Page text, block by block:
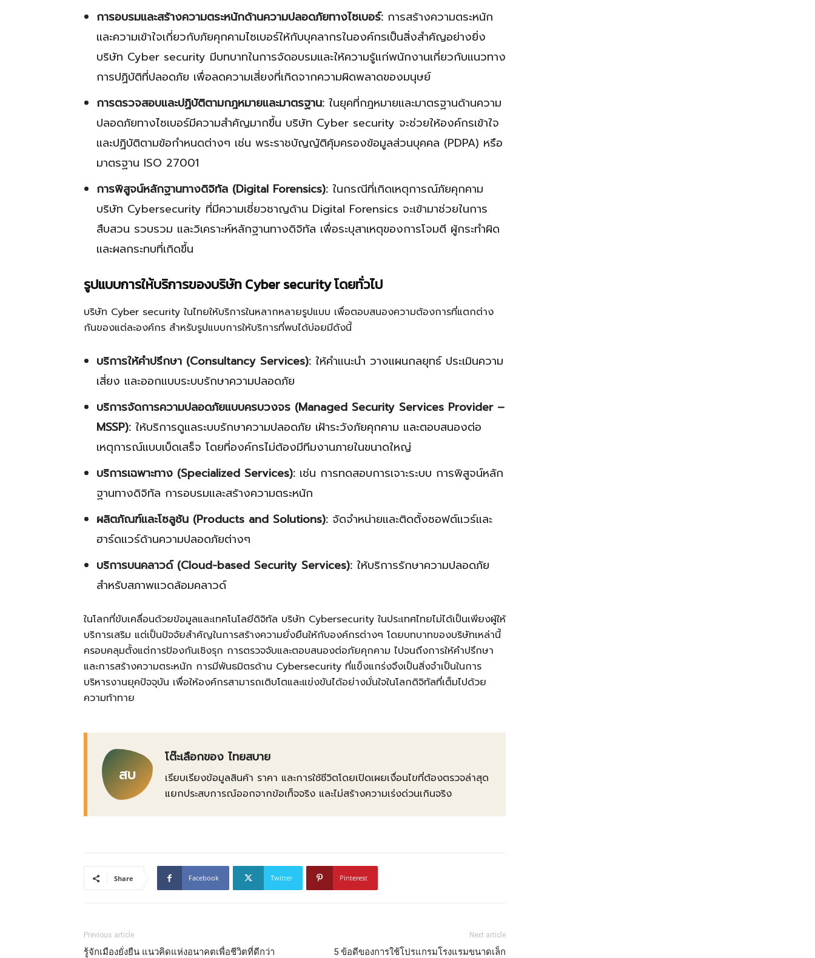
การอบรมและสร้างความตระหนักด้านความปลอดภัยทางไซเบอร์: การสร้างความตระหนัก
และความเข้าใจเกี่ยวกับภัยคุกคามไซเบอร์ให้กับบุคลากรในองค์กรเป็นสิ่งสำคัญอย่างยิ่ง
บริษัท Cyber security มีบทบาทในการจัดอบรมและให้ความรู้แก่พนักงานเกี่ยวกับแนวทาง
การปฏิบัติที่ปลอดภัย เพื่อลดความเสี่ยงที่เกิดจากความผิดพลาดของมนุษย์
การตรวจสอบและปฏิบัติตามกฎหมายและมาตรฐาน: ในยุคที่กฎหมายและมาตรฐานด้านความ
ปลอดภัยทางไซเบอร์มีความสำคัญมากขึ้น บริษัท Cyber security จะช่วยให้องค์กรเข้าใจ
และปฏิบัติตามข้อกำหนดต่างๆ เช่น พระราชบัญญัติคุ้มครองข้อมูลส่วนบุคคล (PDPA) หรือ
มาตรฐาน ISO 27001
การพิสูจน์หลักฐานทางดิจิทัล (Digital Forensics): ในกรณีที่เกิดเหตุการณ์ภัยคุกคาม
บริษัท Cybersecurity ที่มีความเชี่ยวชาญด้าน Digital Forensics จะเข้ามาช่วยในการ
สืบสวน รวบรวม และวิเคราะห์หลักฐานทางดิจิทัล เพื่อระบุสาเหตุของการโจมตี ผู้กระทำผิด
และผลกระทบที่เกิดขึ้น
รูปแบบการให้บริการของบริษัท Cyber security โดยทั่วไป
บริษัท Cyber security ในไทยให้บริการในหลากหลายรูปแบบ เพื่อตอบสนองความต้องการที่แตกต่าง
กันของแต่ละองค์กร สำหรับรูปแบบการให้บริการที่พบได้บ่อยมีดังนี้
บริการให้คำปรึกษา (Consultancy Services): ให้คำแนะนำ วางแผนกลยุทธ์ ประเมินความ
เสี่ยง และออกแบบระบบรักษาความปลอดภัย
บริการจัดการความปลอดภัยแบบครบวงจร (Managed Security Services Provider –
MSSP): ให้บริการดูแลระบบรักษาความปลอดภัย เฝ้าระวังภัยคุกคาม และตอบสนองต่อ
เหตุการณ์แบบเบ็ดเสร็จ โดยที่องค์กรไม่ต้องมีทีมงานภายในขนาดใหญ่
บริการเฉพาะทาง (Specialized Services): เช่น การทดสอบการเจาะระบบ การพิสูจน์หลัก
ฐานทางดิจิทัล การอบรมและสร้างความตระหนัก
ผลิตภัณฑ์และโซลูชัน (Products and Solutions): จัดจำหน่ายและติดตั้งซอฟต์แวร์และ
ฮาร์ดแวร์ด้านความปลอดภัยต่างๆ
บริการบนคลาวด์ (Cloud-based Security Services): ให้บริการรักษาความปลอดภัย
สำหรับสภาพแวดล้อมคลาวด์
ในโลกที่ขับเคลื่อนด้วยข้อมูลและเทคโนโลยีดิจิทัล บริษัท Cybersecurity ในประเทศไทยไม่ได้เป็นเพียงผู้ให้
บริการเสริม แต่เป็นปัจจัยสำคัญในการสร้างความยั่งยืนให้กับองค์กรต่างๆ โดยบทบาทของบริษัทเหล่านี้
ครอบคลุมตั้งแต่การป้องกันเชิงรุก การตรวจจับและตอบสนองต่อภัยคุกคาม ไปจนถึงการให้คำปรึกษา
และการสร้างความตระหนัก การมีพันธมิตรด้าน Cybersecurity ที่แข็งแกร่งจึงเป็นสิ่งจำเป็นในการ
บริหารงานยุคปัจจุบัน เพื่อให้องค์กรสามารถเติบโตและแข่งขันได้อย่างมั่นใจในโลกดิจิทัลที่เต็มไปด้วย
ความท้าทาย
สบ
โต๊ะเลือกของ ไทยสบาย
เรียบเรียงข้อมูลสินค้า ราคา และการใช้ชีวิตโดยเปิดเผยเงื่อนไขที่ต้องตรวจล่าสุด
แยกประสบการณ์ออกจากข้อเท็จจริง และไม่สร้างความเร่งด่วนเกินจริง
Share Facebook Twitter Pinterest
Previous article
รู้จักเมืองยั่งยืน แนวคิดแห่งอนาคตเพื่อชีวิตที่ดีกว่า
Next article
5 ข้อดีของการใช้โปรแกรมโรงแรมขนาดเล็ก